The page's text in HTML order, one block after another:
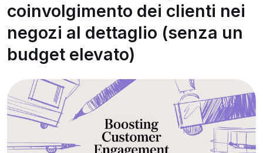
coinvolgimento dei clienti nei
negozi al dettaglio (senza un
budget elevato)